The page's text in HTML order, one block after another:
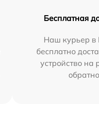
Бесплатная
Наш курьер в
бесплатно
устройство на